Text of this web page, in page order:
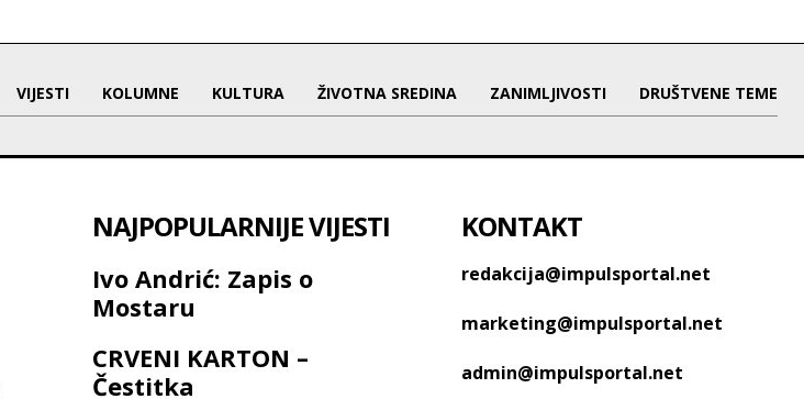
VIJESTI KOLUMNE KULTURA ŽIVOTNA SREDINA ZANIMLJIVOSTI DRUŠTVENE TEME
NAJPOPULARNIJE VIJESTI
Ivo Andrić: Zapis o
Mostaru
CRVENI KARTON –
Čestitka
KONTAKT
redakcija@impulsportal.net
marketing@impulsportal.net
admin@impulsportal.net